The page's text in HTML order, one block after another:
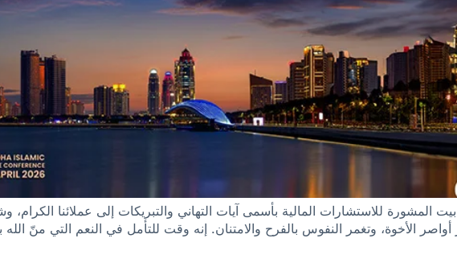
المشورة للاستشارات المالية بأسمى آيات التهاني والتبريكات إلى عملائنا الكرام،
الأخوة، وتغمر النفوس بالفرح والامتنان. إنه وقت للتأمل في النعم التي منّ الله